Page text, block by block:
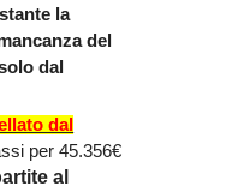
la
del
dal
dal
per 45.356€
al